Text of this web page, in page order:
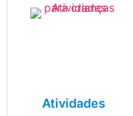
Atividades